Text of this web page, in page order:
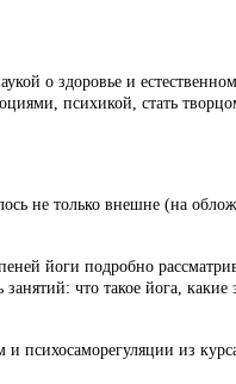
о здоровье и
психикой, стать
не только внешне (на
йоги подробно
что такое йога,
психосаморегуляции из